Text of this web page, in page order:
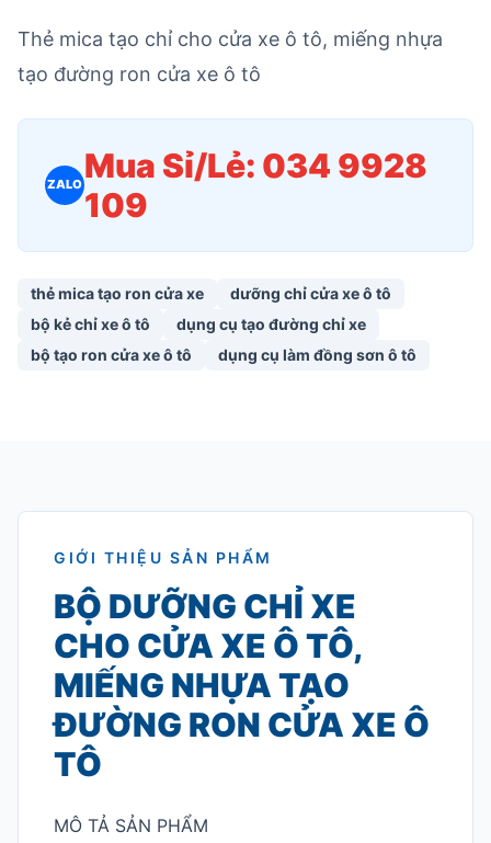
Thẻ mica tạo chỉ cho cửa xe ô tô, miếng nhựa
tạo đường ron cửa xe ô tô
ZALO Mua Sỉ/Lẻ: 034 9928
109
thẻ mica tạo ron cửa xe
dưỡng chỉ cửa xe ô tô
bộ kẻ chỉ xe ô tô
dụng cụ tạo đường chỉ xe
bộ tạo ron cửa xe ô tô
dụng cụ làm đồng sơn ô tô
GIỚI THIỆU SẢN PHẨM
BỘ DƯỠNG CHỈ XE
CHO CỬA XE Ô TÔ,
MIẾNG NHỰA TẠO
ĐƯỜNG RON CỬA XE Ô
TÔ
MÔ TẢ SẢN PHẨM